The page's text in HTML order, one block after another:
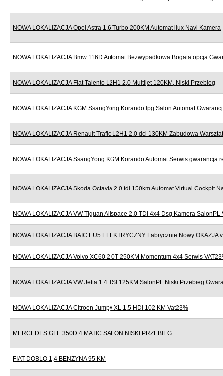
NOWA LOKALIZACJA Opel Astra 1.6 Turbo 200KM Automat ilux Navi Kamera
NOWA LOKALIZACJA Bmw 116D Automat Bezwypadkowa Bogata opcja
NOWA LOKALIZACJA Fiat Talento L2H1 2,0 Multijet 120KM, Niski Przebieg
NOWA LOKALIZACJA KGM SsangYong Korando lpg Salon Automat
NOWA LOKALIZACJA Renault Trafic L2H1 2.0 dci 130KM Zabudowa
NOWA LOKALIZACJA SsangYong KGM Korando Automat Serwis gwarancja
NOWA LOKALIZACJA Skoda Octavia 2.0 tdi 150km Automat Virtual Cockpit
NOWA LOKALIZACJA VW Tiguan Allspace 2.0 TDI 4x4 Dsg Kamera SalonPL
NOWA LOKALIZACJA BAIC EU5 ELEKTRYCZNY Fabrycznie Nowy OKAZJA
NOWA LOKALIZACJA Volvo XC60 2.0T 250KM Momentum 4x4 Serwis
NOWA LOKALIZACJA VW Jetta 1.4 TSI 125KM SalonPL Niski Przebieg
NOWA LOKALIZACJA Citroen Jumpy XL 1.5 HDI 102 KM Vat23%
MERCEDES GLE 350D 4 MATIC SALON NISKI PRZEBIEG
FIAT DOBLO 1,4 BENZYNA 95 KM